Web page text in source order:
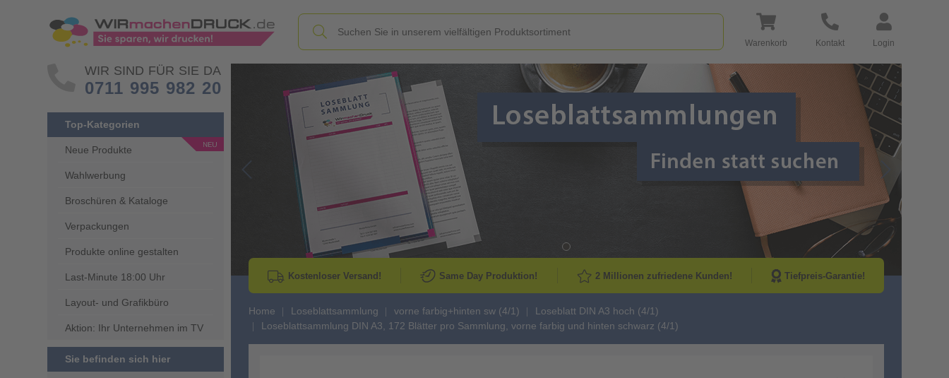
Warenkorb Kontakt Login
WIR SIND FÜR SIE DA
0711 995 982 20
Top-Kategorien
Neue Produkte
Wahlwerbung
Broschüren & Kataloge
Verpackungen
Produkte online gestalten
Last-Minute 18:00 Uhr
Layout- und Grafikbüro
Aktion: Ihr Unternehmen im TV
Sie befinden sich hier
Go to Previous Slide Go to Next
Kostenloser Versand! Same Day Produktion! 2 Millionen zufriedene Kunden! Tiefpreis-Garantie!
Home Loseblattsammlung vorne farbig+hinten sw (4/1)
Loseblatt DIN A3 hoch (4/1)
Loseblattsammlung DIN A3, 172 Blätter pro Sammlung, vorne farbig und hinten schwarz (4/1)